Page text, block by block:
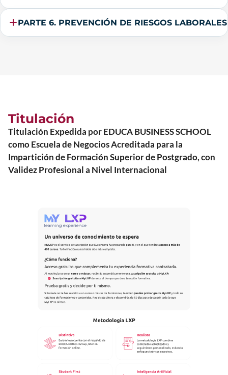
PARTE 6. PREVENCIÓN DE RIESGOS
Titulación
Titulación Expedida por EDUCA BUSINESS SCHOOL
como Escuela de Negocios Acreditada para la
Impartición de Formación Superior de Postgrado, con
Validez Profesional a Nivel Internacional